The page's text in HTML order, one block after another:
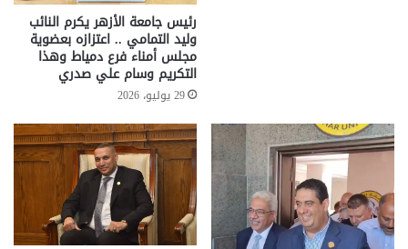
رئيس جامعة الأزهر يكرم النائب
وليد التمامي .. اعتزازه بعضوية
مجلس أمناء فرع دمياط وهذا
التكريم وسام علي صدري
29 يوليو، 2026